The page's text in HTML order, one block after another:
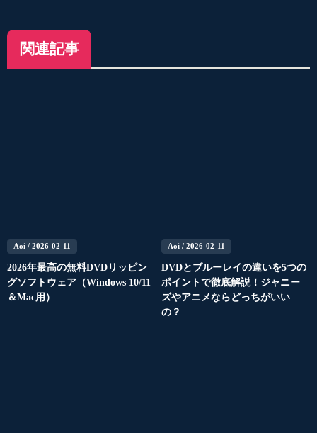
関連記事
Aoi / 2026-02-11
2026年最高の無料DVDリッピン
グソフトウェア（Windows 10/11
＆Mac用）
Aoi/ 2026-02-11
DVDとブルーレイの違いを5つの
ポイントで徹底解説！ジャニー
ズやアニメならどっちがいい
の？